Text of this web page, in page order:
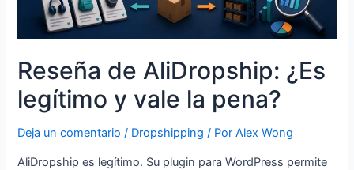
Reseña de AliDropship: ¿Es
legítimo y vale la pena?
Deja un comentario / Dropshipping / PorAlex Wong
AliDropship es legítimo. Su plugin para WordPress permite